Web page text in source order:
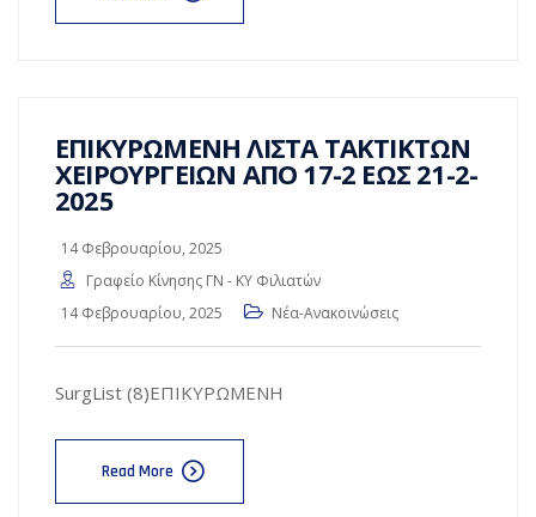
ΕΠΙΚΥΡΩΜΕΝΗ ΛΙΣΤΑ ΤΑΚΤΙΚΤΩΝ
ΧΕΙΡΟΥΡΓΕΙΩΝ ΑΠΟ 17-2 ΕΩΣ 21-2-
2025
14 Φεβρουαρίου, 2025
Γραφείο Κίνησης ΓΝ - ΚΥ Φιλιατών
14 Φεβρουαρίου, 2025
Νέα-Ανακοινώσεις
SurgList (8)ΕΠΙΚΥΡΩΜΕΝΗ
Read More